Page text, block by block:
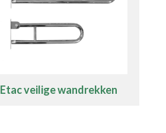
Etac veilige wandrekken